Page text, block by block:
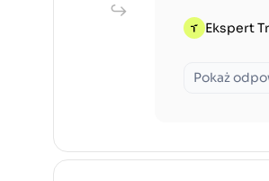
Ekspert
Pokaż